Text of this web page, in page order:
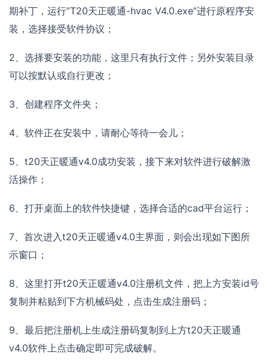
期补丁，运行”T20天正暖通-hvac V4.0.exe”进行原程序安
装，选择接受软件协议；
2、选择要安装的功能，这里只有执行文件；另外安装目录
可以按默认或自行更改；
3、创建程序文件夹；
4、软件正在安装中，请耐心等待一会儿；
5、t20天正暖通v4.0成功安装，接下来对软件进行破解激
活操作；
6、打开桌面上的软件快捷键，选择合适的cad平台运行；
7、首次进入t20天正暖通v4.0主界面，则会出现如下图所
示窗口；
8、这里打开t20天正暖通v4.0注册机文件，把上方安装id号
复制并粘贴到下方机械码处，点击生成注册码；
9、最后把注册机上生成注册码复制到上方t20天正暖通
v4.0软件上点击确定即可完成破解。